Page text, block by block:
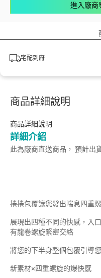
進入廠商
宅配到府
商品詳細說明
商品詳細說明
詳細介紹
此為廠商直送商品， 預計出
捲捲包覆讓您發出喘息四重
展現出四種不同的快感，入
有龍卷螺旋緊密交絡
將您的下半身整個包覆引導
新素材×四重螺旋的爆快感